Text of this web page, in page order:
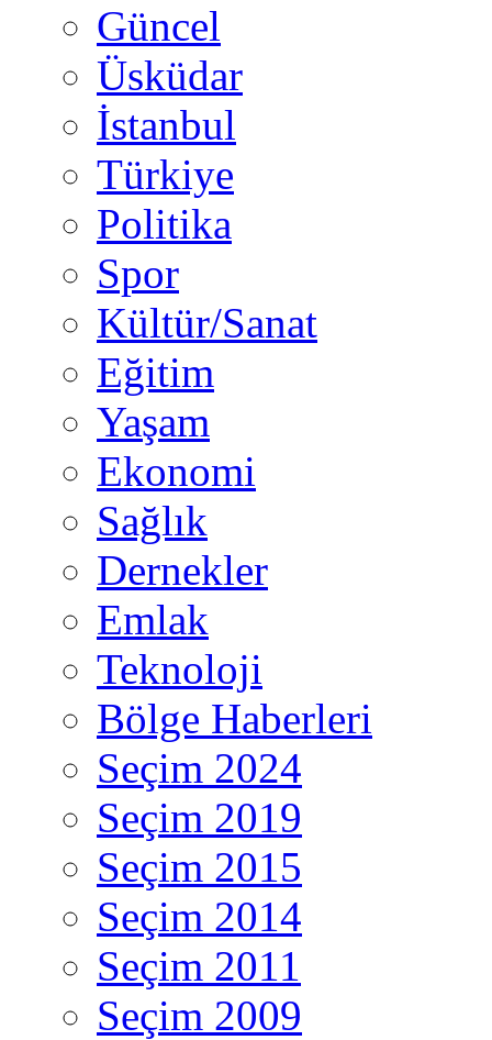
Güncel
Üsküdar
İstanbul
Türkiye
Politika
Spor
Kültür/Sanat
Eğitim
Yaşam
Ekonomi
Sağlık
Dernekler
Emlak
Teknoloji
Bölge Haberleri
Seçim 2024
Seçim 2019
Seçim 2015
Seçim 2014
Seçim 2011
Seçim 2009